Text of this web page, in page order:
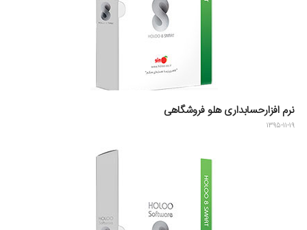
نرم افزارحسابداری هلو فروشگاهی
۱۳۹۵-۱۱-۱۹